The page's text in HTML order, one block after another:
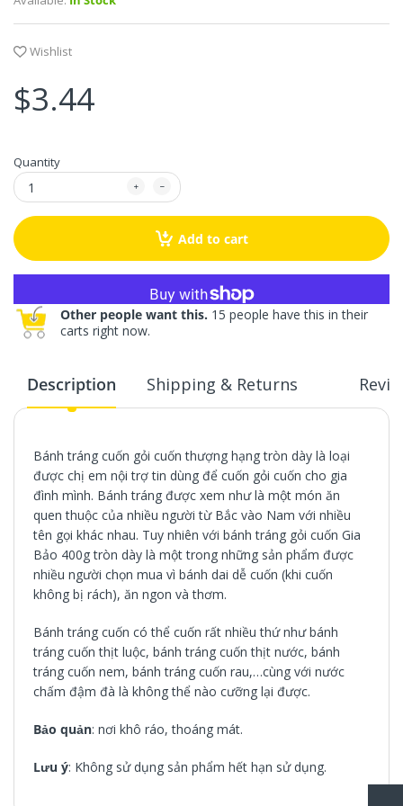
Wishlist
$3.44
Quantity
Add to cart
More payment options
Other people want this. 15 people have this in their
carts right now.
Description Shipping & Returns
Bánh tráng cuốn gỏi cuốn thượng hạng tròn dày là loại
được chị em nội trợ tin dùng để cuốn gỏi cuốn cho gia
đình mình. Bánh tráng được xem như là một món ăn
quen thuộc của nhiều người từ Bắc vào Nam với nhiều
tên gọi khác nhau. Tuy nhiên với bánh tráng gỏi cuốn Gia
Bảo 400g tròn dày là một trong những sản phẩm được
nhiều người chọn mua vì bánh dai dễ cuốn (khi cuốn
không bị rách), ăn ngon và thơm.
Bánh tráng cuốn có thể cuốn rất nhiều thứ như bánh
tráng cuốn thịt luộc, bánh tráng cuốn thịt nước, bánh
tráng cuốn nem, bánh tráng cuốn rau,…cùng với nước
chấm đậm đà là không thể nào cưỡng lại được.
Bảo quản: nơi khô ráo, thoáng mát.
Lưu ý: Không sử dụng sản phẩm hết hạn sử dụng.